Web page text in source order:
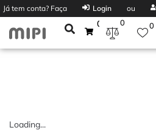
Já tem conta? Faça Login ou
0 0 0
Loading...